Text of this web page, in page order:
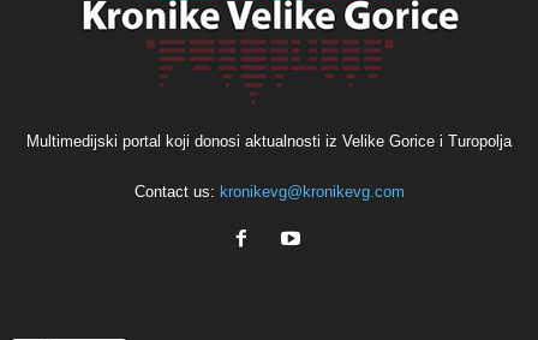
Multimedijski portal koji donosi aktualnosti iz Velike Gorice i Turopolja
Contact us: kronikevg@kronikevg.com